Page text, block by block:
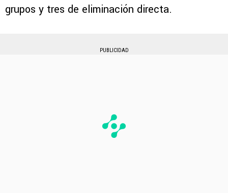
grupos y tres de eliminación directa.
PUBLICIDAD